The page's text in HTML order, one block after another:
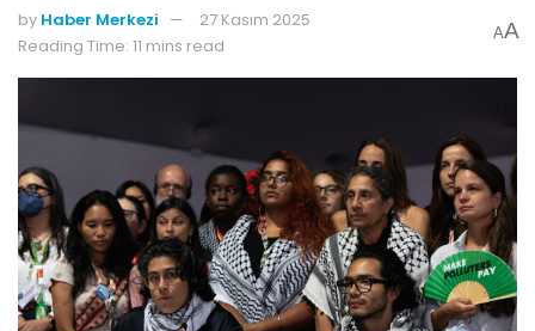
by Haber Merkezi
27 Kasım 2025
Reading Time: 11 mins read
AA